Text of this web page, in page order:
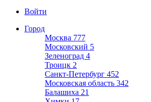
Войти
Город
Москва 777
Московский 5
Зеленоград 4
Троицк 2
Санкт-Петербург 452
Московская область 342
Балашиха 21